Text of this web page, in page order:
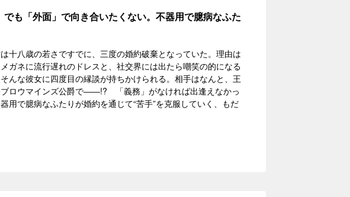
でも「外面」で向き合いたくない。不器用で臆病なふた
十八歳の若さですでに、三度の婚約破棄となっていた。理由は
ガネに流行遅れのドレスと、社交界には出たら嘲笑の的になる
んな彼女に四度目の縁談が持ちかけられる。相手はなんと、王
ブロウマインズ公爵で――!? 「義務」がなければ出逢えなかっ
用で臆病なふたりが婚約を通じて“苦手”を克服していく、もだ